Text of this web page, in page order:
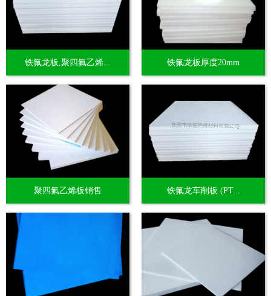
铁氟龙板,聚四氟乙烯... 铁氟龙板厚度20mm
聚四氟乙烯板销售 铁氟龙车削板 (PT...